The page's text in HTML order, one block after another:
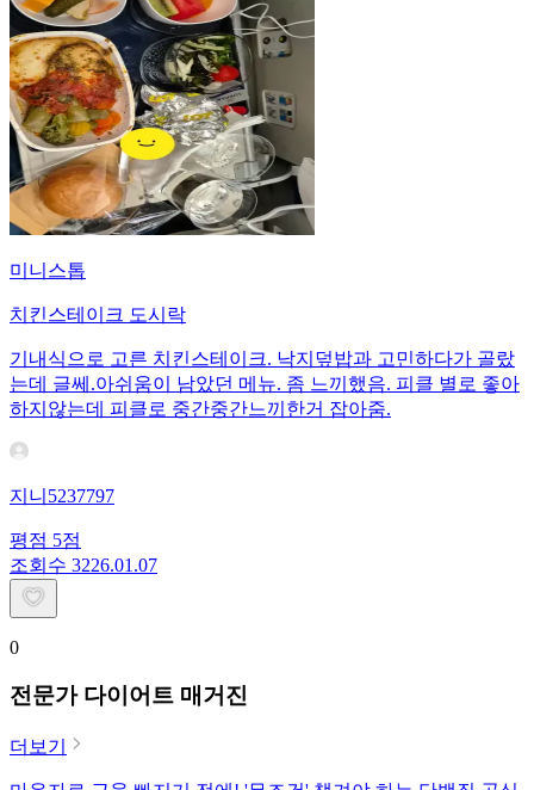
미니스톱
치킨스테이크 도시락
기내식으로 고른 치킨스테이크. 낙지덮밥과 고민하다가 골랐
는데 글쎄.아쉬움이 남았던 메뉴. 좀 느끼했음. 피클 별로 좋아
하지않는데 피클로 중간중간느끼한거 잡아줌.
지니5237797
평점 5점
조회수 3226.01.07
0
전문가 다이어트 매거진
더보기